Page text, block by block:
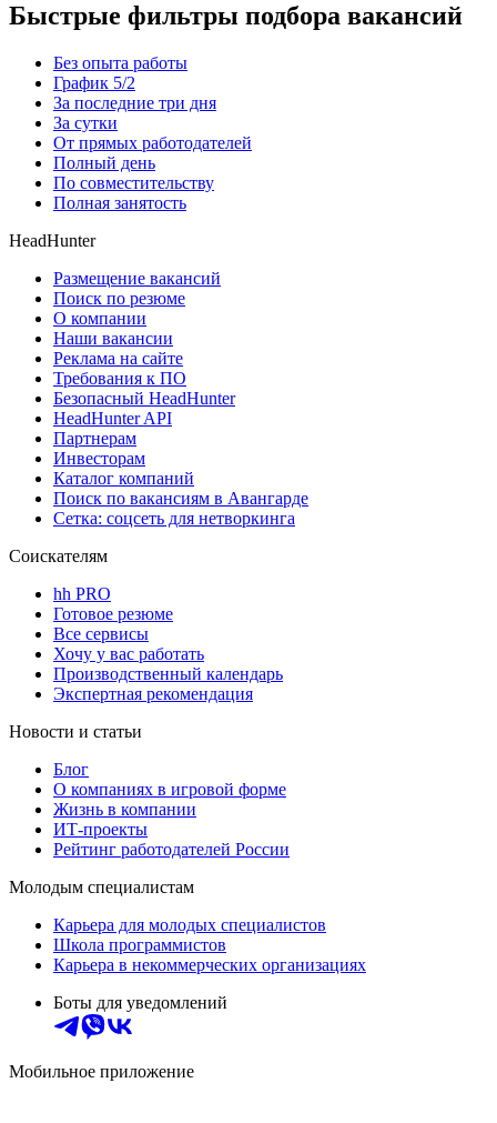
Быстрые фильтры подбора вакансий
Без опыта работы
График 5/2
За последние три дня
За сутки
От прямых работодателей
Полный день
По совместительству
Полная занятость
HeadHunter
Размещение вакансий
Поиск по резюме
О компании
Наши вакансии
Реклама на сайте
Требования к ПО
Безопасный HeadHunter
HeadHunter API
Партнерам
Инвесторам
Каталог компаний
Поиск по вакансиям в Авангарде
Сетка: соцсеть для нетворкинга
Соискателям
hh PRO
Готовое резюме
Все сервисы
Хочу у вас работать
Производственный календарь
Экспертная рекомендация
Новости и статьи
Блог
О компаниях в игровой форме
Жизнь в компании
ИТ-проекты
Рейтинг работодателей России
Молодым специалистам
Карьера для молодых специалистов
Школа программистов
Карьера в некоммерческих организациях
Боты для уведомлений
Мобильное приложение